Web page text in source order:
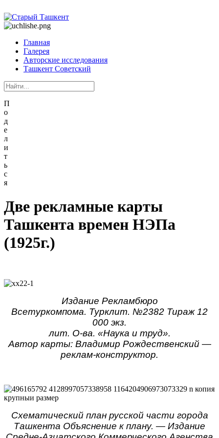
Главная
Галерея
Авторские исследования
Ташкент Советский
П
о
д
е
л
и
т
ь
с
я
Две рекламные карты
Ташкента времен НЭПа
(1925г.)
Издание Рекламбюро
Всетуркомпома. Турклит. №2382 Тираж 12
000 экз.
лит. О-ва. «Наука и труд».
Автор карты: Владимир Рождественский —
реклам-конструктор.
Схематический план русской части города
Ташкента Объяснение к плану. — Издание